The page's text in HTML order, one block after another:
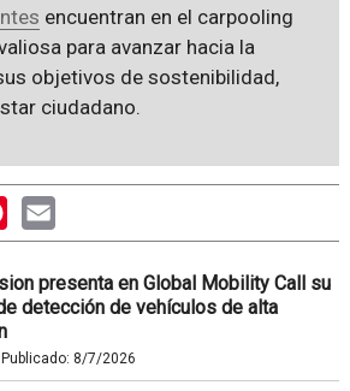
encuentran en el carpooling
para avanzar hacia la
objetivos de sostenibilidad,
ciudadano.
PinterestEmail
presenta en Global Mobility Call su
detección de vehículos de alta
Publicado: 8/7/2026